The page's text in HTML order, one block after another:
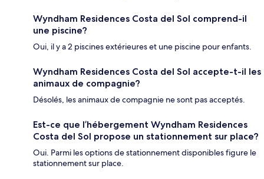
Wyndham Residences Costa del Sol comprend-il
une piscine?
Oui, il y a 2 piscines extérieures et une piscine pour enfants.
Wyndham Residences Costa del Sol accepte-t-il les
animaux de compagnie?
Désolés, les animaux de compagnie ne sont pas acceptés.
Est-ce que l’hébergement Wyndham Residences
Costa del Sol propose un stationnement sur place?
Oui. Parmi les options de stationnement disponibles figure le
stationnement sur place.